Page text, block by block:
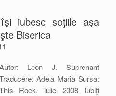
iubesc soţiile aşa
Biserica
Autor: Leon J. Suprenant
Traducere: Adela Maria Sursa:
This Rock, iulie 2008 Iubiţi